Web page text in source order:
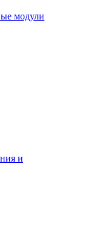
модули
и